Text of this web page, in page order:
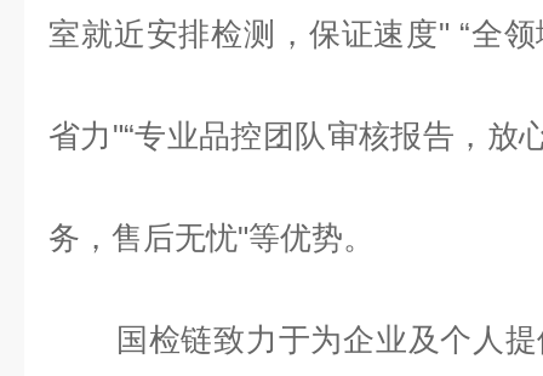
室就近安排检测，保证速度" “全
省力"“专业品控团队审核报告，放
务，售后无忧"等优势。
国检链致力于为企业及个人